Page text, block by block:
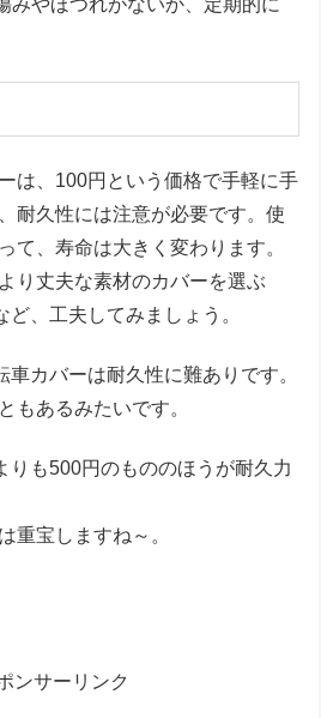
みやほつれがないか、定期的に
は、100円という価格で手軽に手
耐久性には注意が必要です。使
て、寿命は大きく変わります。
り丈夫な素材のカバーを選ぶ
、工夫してみましょう。
カバーは耐久性に難ありです。
もあるみたいです。
りも500円のもののほうが耐久力
重宝しますね～。
ンサーリンク